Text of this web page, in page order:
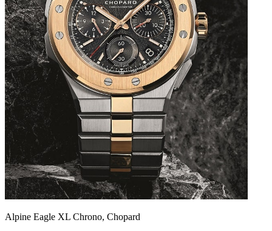
Alpine Eagle XL Chrono, Chopard